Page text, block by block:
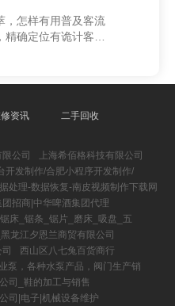
，怎样有用普及客流
精确定位有诡计客群
商务游客，从而制定
程、小红书、抖音
修立场或特点管事，
，详实口碑配置，饱
评，并实时回答差
意愿。邃密的口碑不
资讯 二手回收
公司
上海希佰格科技有限公司
开发制作/合肥小程序开发制作/
处理-数据恢复-南皮视频制作下载网
招商|中华啤酒集团代理
床_锯条_锯片_磨床_吸盘_五
龙江夕恩兰商贸有限公司
西山区八七兔百货商行
泵，各种水泵产品，阀门生产销
司_鞋的加工与销售
司|电子|机械设备维护